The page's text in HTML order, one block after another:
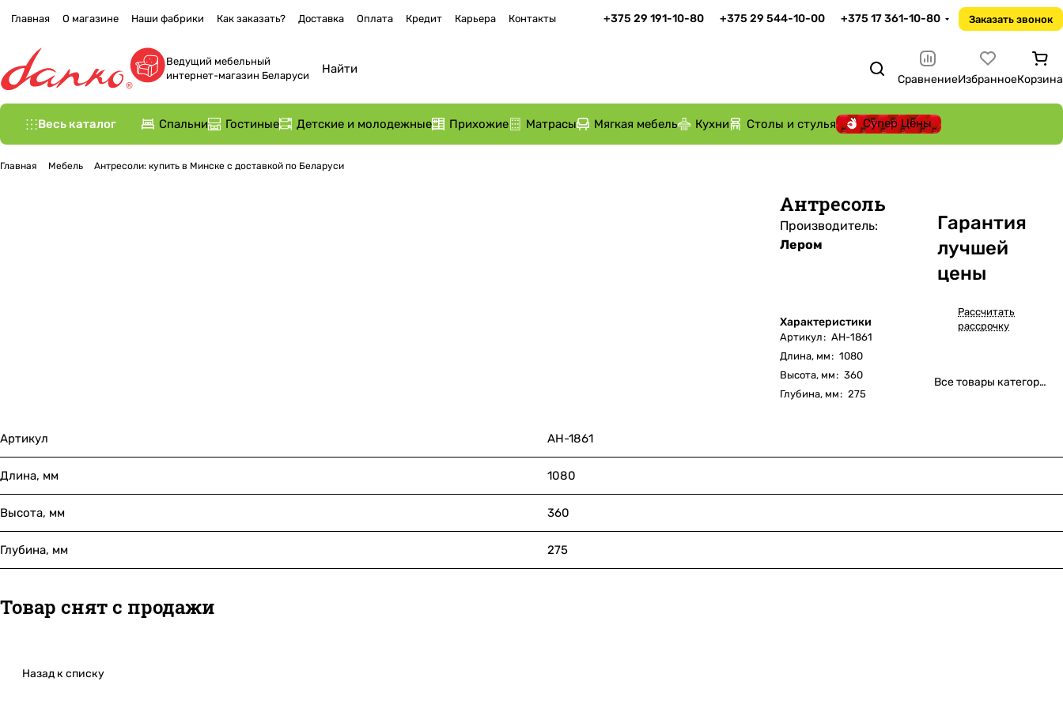
Главная О магазине Наши фабрики Как заказать? Доставка Оплата Кредит Карьера Контакты +375 29 191-10-80 +375 29 544-10-00 +375 17 361-10-80 Заказать звонок
Ведущий мебельный
интернет-магазин Беларуси
СравнениеИзбранноеКорзина
Весь каталог Спальни Гостиные Детские и молодежные Прихожие Матрасы Мягкая мебель Кухни Столы и стулья Супер Цены
Главная Мебель Антресоли: купить в Минске с доставкой по Беларуси
Антресоль
Производитель:
Лером
Характеристики
Артикул: АН-1861
Длина, мм: 1080
Высота, мм: 360
Глубина, мм: 275
Гарантия
лучшей
цены
Рассчитать
рассрочку
Все товары категории
Артикул АН-1861
Длина, мм 1080
Высота, мм 360
Глубина, мм 275
Товар снят с продажи
Назад к списку